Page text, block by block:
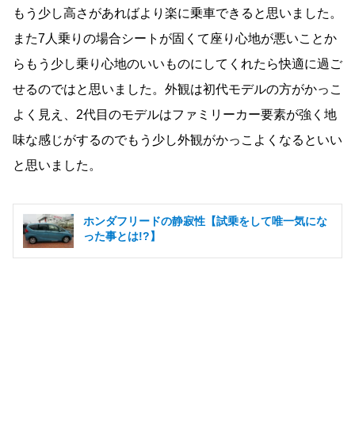
もう少し高さがあればより楽に乗車できると思いました。
また7人乗りの場合シートが固くて座り心地が悪いことか
らもう少し乗り心地のいいものにしてくれたら快適に過ご
せるのではと思いました。外観は初代モデルの方がかっこ
よく見え、2代目のモデルはファミリーカー要素が強く地
味な感じがするのでもう少し外観がかっこよくなるといい
と思いました。
ホンダフリードの静寂性【試乗をして唯一気にな
った事とは!?】